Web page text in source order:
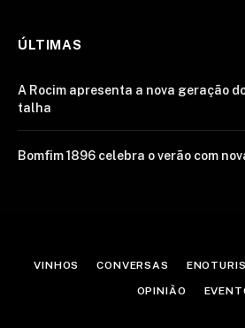
ÚLTIMAS
A Rocim apresenta a nova geração
talha
Bomfim 1896 celebra o verão com
VINHOS CONVERSAS
OPINIÃO